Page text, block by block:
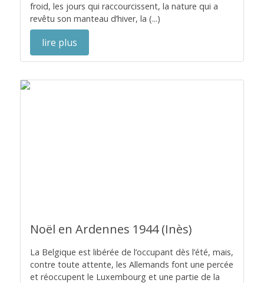
froid, les jours qui raccourcissent, la nature qui a
revêtu son manteau d’hiver, la (...)
lire plus
Noël en Ardennes 1944 (Inès)
La Belgique est libérée de l’occupant dès l’été, mais,
contre toute attente, les Allemands font une percée
et réoccupent le Luxembourg et une partie de la